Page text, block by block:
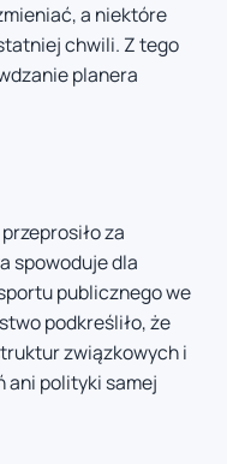
a niektóre
chwili. Z tego
planera
za
spowoduje dla
publicznego we
podkreśliło, że
związkowych i
ani polityki samej